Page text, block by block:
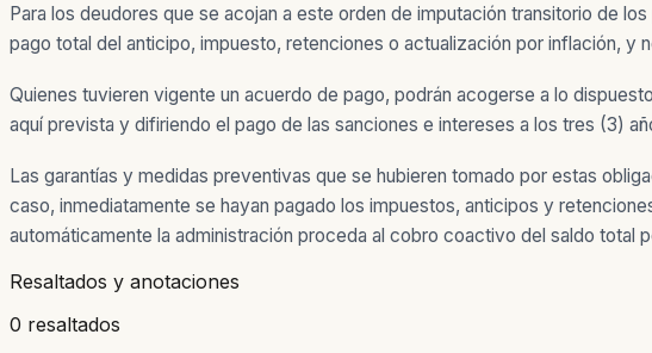
Para los deudores que se acojan a este orden de imputación transitorio de
pago total del anticipo, impuesto, retenciones o actualización por inflación,
Quienes tuvieren vigente un acuerdo de pago, podrán acogerse a lo
aquí prevista y difiriendo el pago de las sanciones e intereses a los tres (3)
Las garantías y medidas preventivas que se hubieren tomado por estas
caso, inmediatamente se hayan pagado los impuestos, anticipos y
automáticamente la administración proceda al cobro coactivo del saldo total
Resaltados y anotaciones
0 resaltados